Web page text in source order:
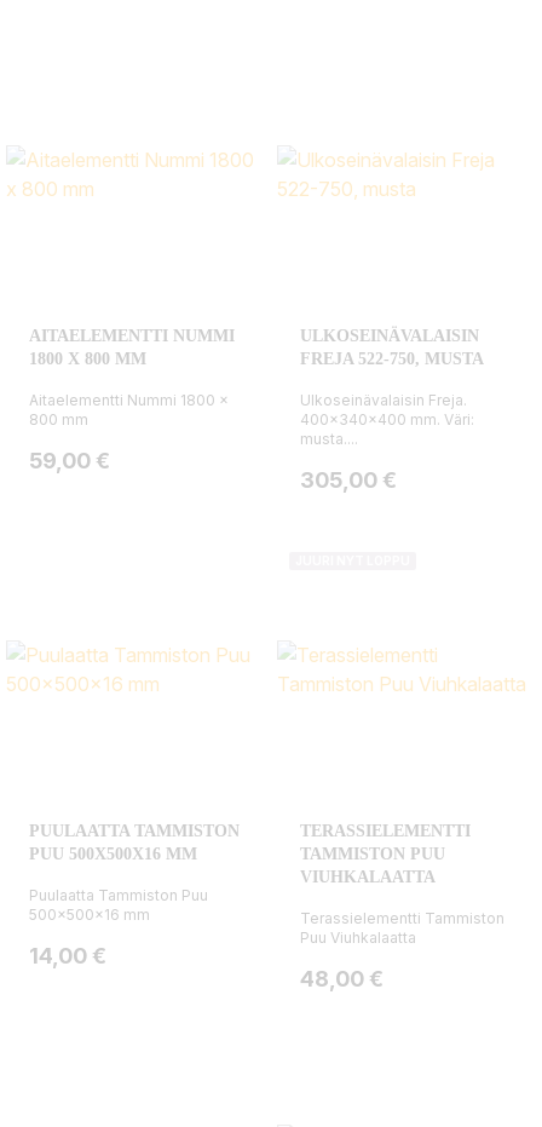
AITAELEMENTTI NUMMI
1800 X 800 MM
Aitaelementti Nummi 1800 x
800 mm
Hinta
59,00 €
ULKOSEINÄVALAISIN
FREJA 522-750, MUSTA
Ulkoseinävalaisin Freja.
400x340x400 mm. Väri:
musta....
Hinta
305,00 €
PUULAATTA TAMMISTON
PUU 500X500X16 MM
Puulaatta Tammiston Puu
500x500x16 mm
Hinta
14,00 €
TERASSIELEMENTTI
TAMMISTON PUU
VIUHKALAATTA
Terassielementti Tammiston
Puu Viuhkalaatta
Hinta
48,00 €